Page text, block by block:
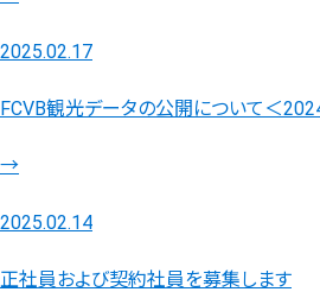
2025.02.17
FCVB観光データの公開について＜
→
2025.02.14
正社員および契約社員を募集します